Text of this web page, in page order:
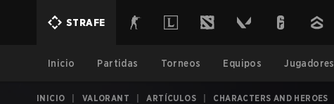
STRAFE
Inicio Partidas Torneos Equipos Jugadores
INICIO VALORANT ARTÍCULOS CHARACTERS AND HEROES